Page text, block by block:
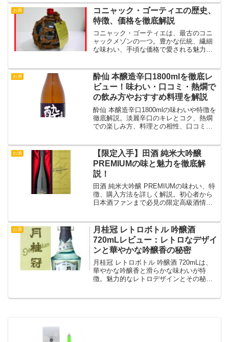
お酒
コニャック・ゴーティエの歴史、
特徴、価格を徹底解説
コニャック・ゴーティエは、最古のコニ
ャックメゾンの一つ。豊かな伝統、繊細
な味わい、手頃な価格で愛される魅力を
お酒
酔仙 本醸造辛口1800mlを徹底レ
ビュー！味わい・口コミ・熱燗で
の飲み方やおすすめ料理を解説
酔仙 本醸造辛口1800mlの味わいや特徴を
徹底解説。淡麗辛口のキレとコク、熱燗
での楽しみ方、料理との相性、口コミ、
お酒
【限定入手】田酒 純米大吟醸
PREMIUMの味と魅力を徹底解
説！
田酒 純米大吟醸 PREMIUMの味わい、特
徴、購入方法を詳しく解説。初心者から
日本酒ファンまで必見の限定高級酒情
お酒
月桂冠 レトロボトル 吟醸酒
720mLレビュー：レトロなデザイ
ンと華やかな吟醸香の秘密
月桂冠 レトロボトル 吟醸酒 720mLは、
華やかな吟醸香と滑らかな味わいが特
徴。魅力的なレトロデザインとその秘密